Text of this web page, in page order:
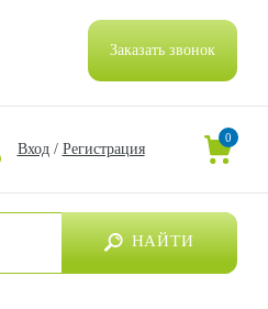
Заказать звонок
Вход / Регистрация
0
НАЙТИ